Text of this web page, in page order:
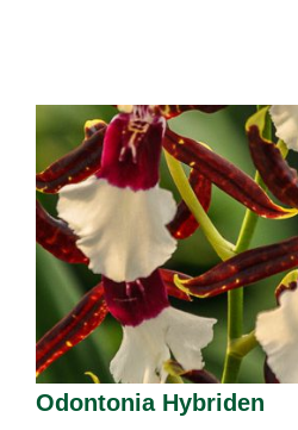
Odontonia Hybriden